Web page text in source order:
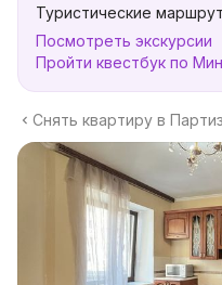
Туристические
Посмотреть экскурсии
Пройти квестбук по
Снять квартиру в